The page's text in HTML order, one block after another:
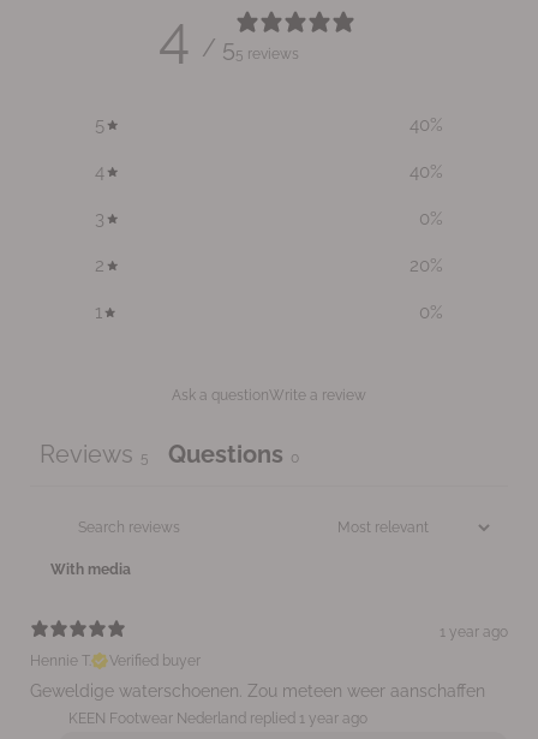
4 / 55 reviews
5 40%
4 40%
3 0%
2 20%
1 0%
Ask a questionWrite a review
Reviews 5 Questions 0
With media
1 year ago
Hennie T.
Verified buyer
Geweldige waterschoenen. Zou meteen weer aanschaffen
KEEN Footwear Nederland replied 1 year ago